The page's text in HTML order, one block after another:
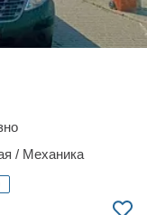
/ Механика